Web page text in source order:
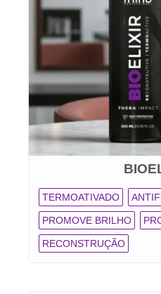
TERMOATIVADO
PROMOVE BRILHO
RECONSTRUÇÃO